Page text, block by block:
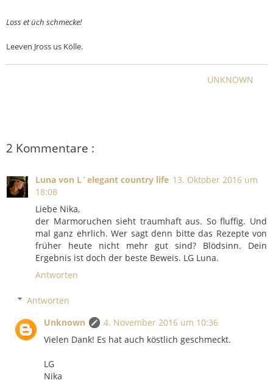
Loss et üch schmecke!
Leeven Jross us Kölle.
UNKNOWN
2 Kommentare :
Luna von L´elegant country life 13. Oktober 2016 um
18:08
Liebe Nika,
der Marmoruchen sieht traumhaft aus. So fluffig. Und
mal ganz ehrlich. Wer sagt denn bitte das Rezepte von
früher heute nicht mehr gut sind? Blödsinn. Dein
Ergebnis ist doch der beste Beweis. LG Luna.
Antworten
Antworten
Unknown
4. November 2016 um 10:36
Vielen Dank! Es hat auch köstlich geschmeckt.
LG
Nika